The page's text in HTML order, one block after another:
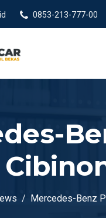
0853-213-777-00
Mercedes-Benz